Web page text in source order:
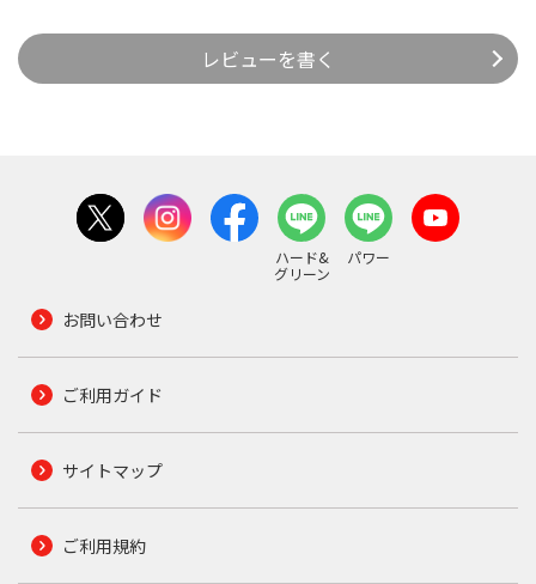
レビューを書く
ハード&
グリーン
パワー
お問い合わせ
ご利用ガイド
サイトマップ
ご利用規約